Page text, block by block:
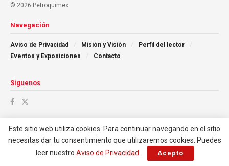
© 2026 Petroquimex.
Navegación
Aviso de Privacidad Misión y Visión
Perfil del lector
Eventos y Exposiciones
Contacto
Síguenos
Este sitio web utiliza cookies. Para continuar navegando en el sitio
necesitas dar tu consentimiento que utilizaremos cookies. Puedes
leer nuestro Aviso de Privacidad Acepto